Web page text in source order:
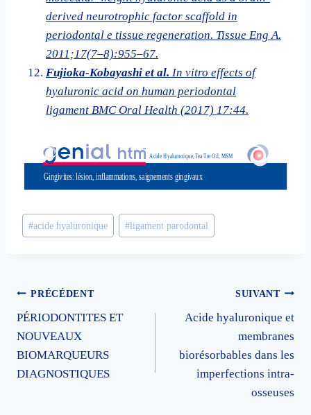
derived neurotrophic factor scaffold in
periodontal e tissue regeneration. Tissue Eng A.
2011;17(7–8):955–67.
Fujioka-Kobayashi et al. In vitro effects of
hyaluronic acid on human periodontal
ligament BMC Oral Health (2017) 17:44.
Étiquettes
de
#acide hyaluronique #ligament parodontal
Navigation
de
l’article
PRÉCÉDENT
PÉRIODONTITES ET
NOUVEAUX
BIOMARQUEURS
DIAGNOSTIQUES
SUIVANT
Acide hyaluronique et
membranes
biorésorbables dans les
imperfections intra-
osseuses